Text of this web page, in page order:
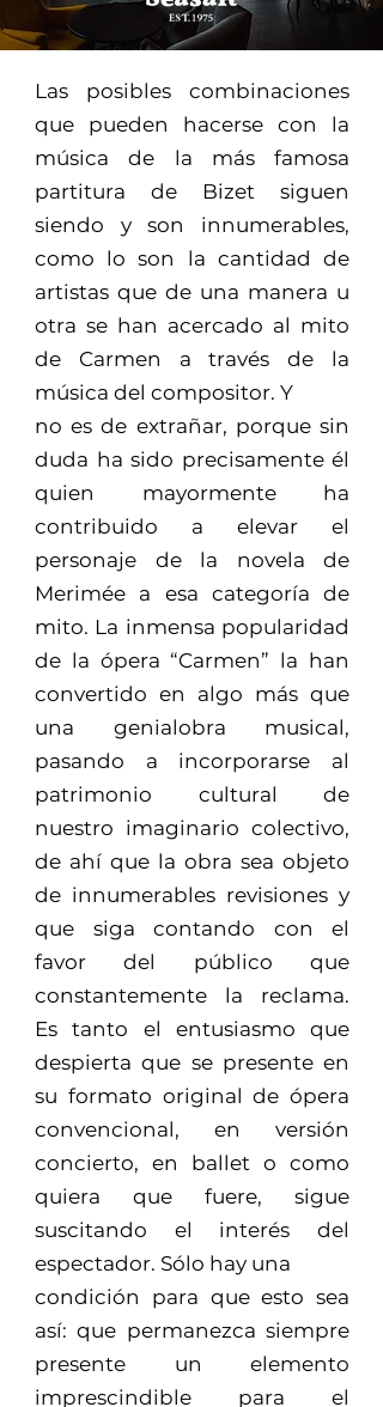
Las posibles combinaciones
que pueden hacerse con la
música de la más famosa
partitura de Bizet siguen
siendo y son innumerables,
como lo son la cantidad de
artistas que de una manera u
otra se han acercado al mito
de Carmen a través de la
música del compositor. Y
no es de extrañar, porque sin
duda ha sido precisamente él
quien mayormente ha
contribuido a elevar el
personaje de la novela de
Merimée a esa categoría de
mito. La inmensa popularidad
de la ópera “Carmen” la han
convertido en algo más que
una genialobra musical,
pasando a incorporarse al
patrimonio cultural de
nuestro imaginario colectivo,
de ahí que la obra sea objeto
de innumerables revisiones y
que siga contando con el
favor del público que
constantemente la reclama.
Es tanto el entusiasmo que
despierta que se presente en
su formato original de ópera
convencional, en versión
concierto, en ballet o como
quiera que fuere, sigue
suscitando el interés del
espectador. Sólo hay una
condición para que esto sea
así: que permanezca siempre
presente un elemento
imprescindible para el